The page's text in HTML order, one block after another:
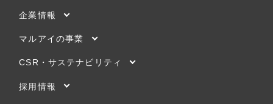
企業情報
マルアイの事業
CSR・サステナビリティ
採用情報